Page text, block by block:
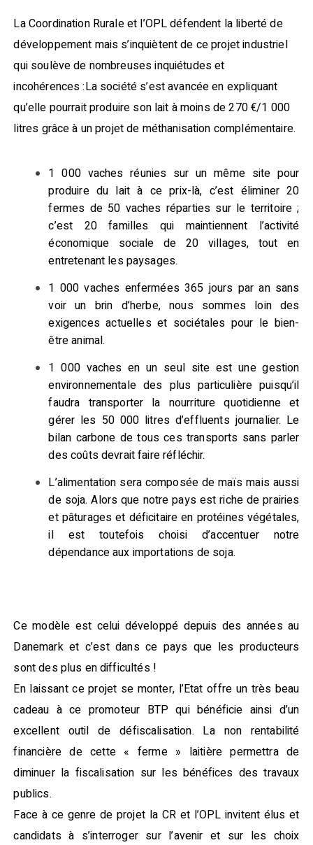
La Coordination Rurale et l’OPL défendent la liberté de
développement mais s’inquiètent de ce projet industriel
qui soulève de nombreuses inquiétudes et
incohérences :La société s’est avancée en expliquant
qu’elle pourrait produire son lait à moins de 270 €/1 000
litres grâce à un projet de méthanisation complémentaire.
1 000 vaches réunies sur un même site pour
produire du lait à ce prix-là, c’est éliminer 20
fermes de 50 vaches réparties sur le territoire ;
c’est 20 familles qui maintiennent l’activité
économique sociale de 20 villages, tout en
entretenant les paysages.
1 000 vaches enfermées 365 jours par an sans
voir un brin d’herbe, nous sommes loin des
exigences actuelles et sociétales pour le bien-
être animal.
1 000 vaches en un seul site est une gestion
environnementale des plus particulière puisqu’il
faudra transporter la nourriture quotidienne et
gérer les 50 000 litres d’effluents journalier. Le
bilan carbone de tous ces transports sans parler
des coûts devrait faire réfléchir.
L’alimentation sera composée de maïs mais aussi
de soja. Alors que notre pays est riche de prairies
et pâturages et déficitaire en protéines végétales,
il est toutefois choisi d’accentuer notre
dépendance aux importations de soja.
Ce modèle est celui développé depuis des années au
Danemark et c’est dans ce pays que les producteurs
sont des plus en difficultés !
En laissant ce projet se monter, l’Etat offre un très beau
cadeau à ce promoteur BTP qui bénéficie ainsi d’un
excellent outil de défiscalisation. La non rentabilité
financière de cette « ferme » laitière permettra de
diminuer la fiscalisation sur les bénéfices des travaux
publics.
Face à ce genre de projet la CR et l’OPL invitent élus et
candidats à s’interroger sur l’avenir et sur les choix